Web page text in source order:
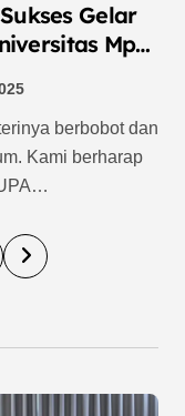
Gelar
Mpu
Kami berharap